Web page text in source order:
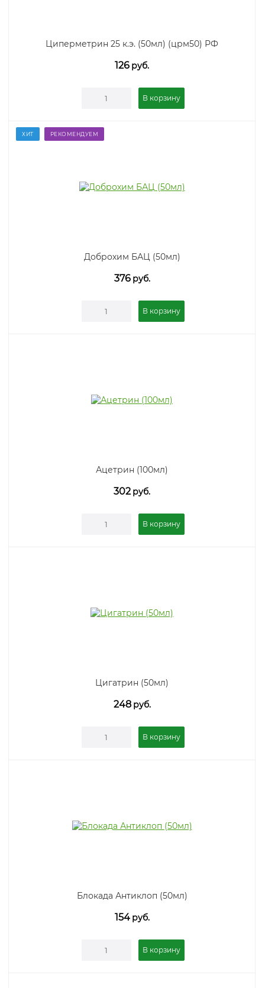
Циперметрин 25 к.э. (50мл) (црм50) РФ
126 руб.
В корзину
ХИТ РЕКОМЕНДУЕМ
Доброхим БАЦ (50мл)
376 руб.
В корзину
Ацетрин (100мл)
302 руб.
В корзину
Цигатрин (50мл)
248 руб.
В корзину
Блокада Антиклоп (50мл)
154 руб.
В корзину